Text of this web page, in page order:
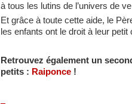
à tous les lutins de l’univers de
Et grâce à toute cette aide, le
les enfants ont le droit à leur
Retrouvez également un
petits : Raiponce !